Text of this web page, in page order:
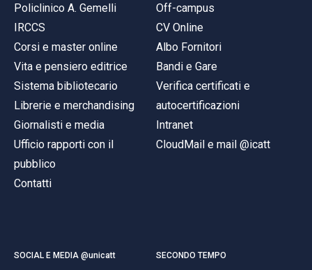
Policlinico A. Gemelli
IRCCS
Corsi e master online
Vita e pensiero editrice
Sistema bibliotecario
Librerie e merchandising
Giornalisti e media
Ufficio rapporti con il
pubblico
Contatti
Off-campus
CV Online
Albo Fornitori
Bandi e Gare
Verifica certificati e
autocertificazioni
Intranet
CloudMail e mail @icatt
SOCIAL E MEDIA @unicatt SECONDO TEMPO